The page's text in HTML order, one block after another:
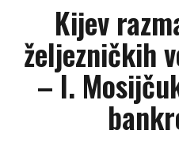
Kijev
željezničkih
– I.